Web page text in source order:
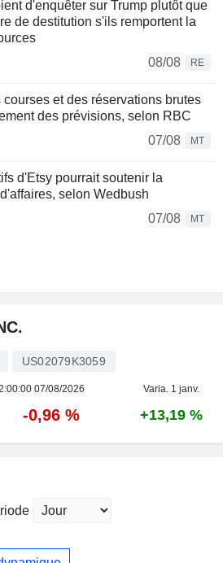
d'enquêter sur Trump plutôt que
de destitution s'ils remportent la
08/08
RE
courses et des réservations brutes
des prévisions, selon RBC
07/08
MT
d'Etsy pourrait soutenir la
selon Wedbush
07/08
MT
US02079K3059
07/08/2026 Varia. 1 janv.
-0,96 % +13,19 %